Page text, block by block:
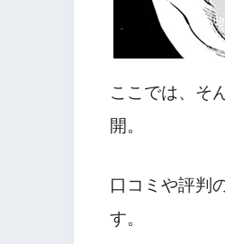
ここでは、そ
開。
口コミや評判
す。